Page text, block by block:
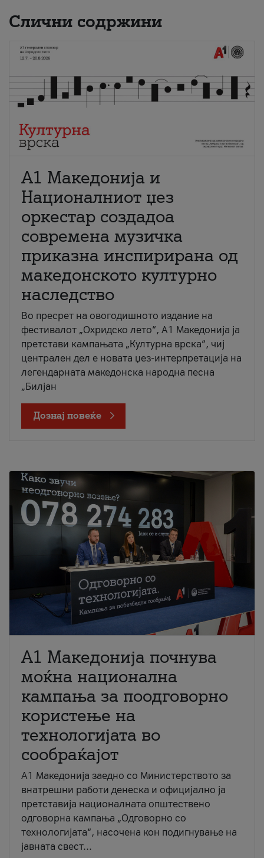
Слични содржини
А1 Македонија и
Националниот џез
оркестар создадоа
современа музичка
приказна инспирирана од
македонското културно
наследство
Во пресрет на овогодишното издание на
фестивалот „Охридско лето“, А1 Македонија ја
претстави кампањата „Културна врска“, чиј
централен дел е новата џез-интерпретација на
легендарната македонска народна песна
„Билјан
Дознај повеќе
A1 Македонија почнува
моќна национална
кампања за поодговорно
користење на
технологијата во
сообраќајот
A1 Македонија заедно со Министерството за
внатрешни работи денеска и официјално ја
претставија националната општествено
одговорна кампања „Одговорно со
технологијата“, насочена кон подигнување на
јавната свест...